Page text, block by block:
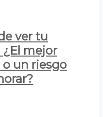
ver tu
mejor
un riesgo